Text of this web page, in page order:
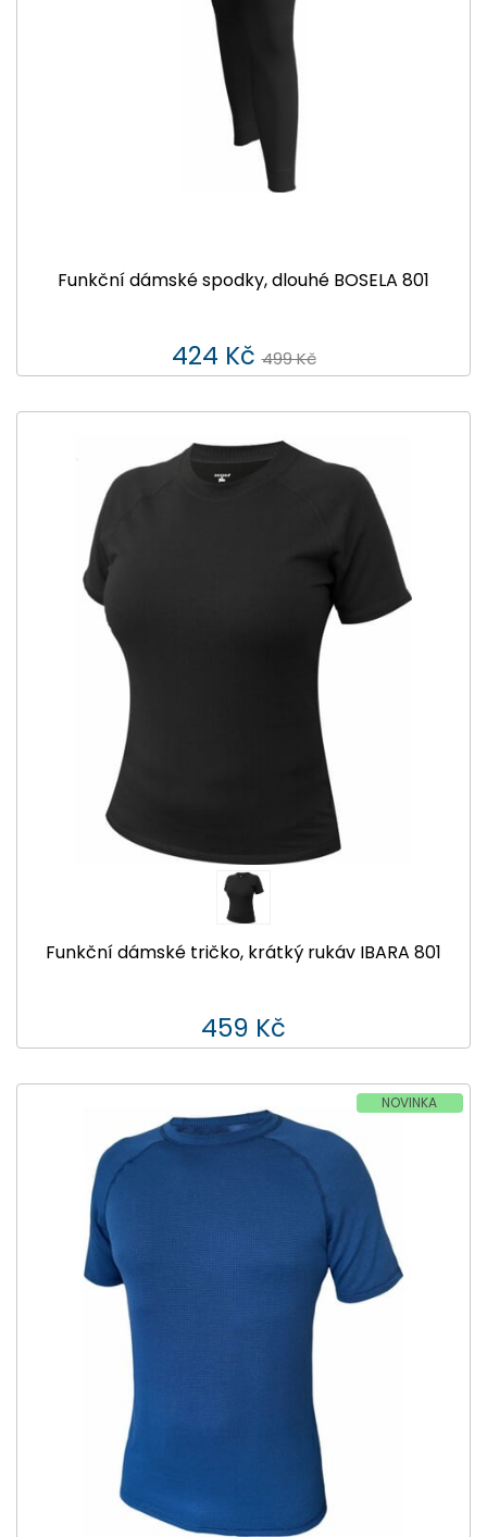
Funkční dámské spodky, dlouhé BOSELA 801
424 Kč 499 Kč
Funkční dámské tričko, krátký rukáv IBARA 801
459 Kč
NOVINKA